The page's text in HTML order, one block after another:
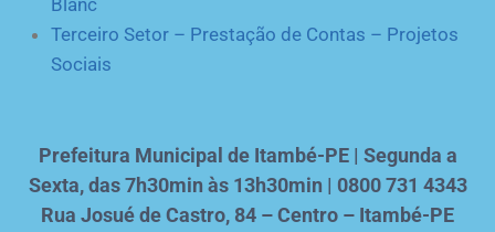
Terceiro Setor – Prestação de Contas – Projetos
Sociais
Prefeitura Municipal de Itambé-PE | Segunda a
Sexta, das 7h30min às 13h30min | 0800 731 4343
Rua Josué de Castro, 84 – Centro – Itambé-PE